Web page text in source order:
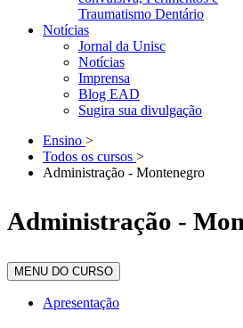
Traumatismo Dentário
Notícias
Jornal da Unisc
Notícias
Imprensa
Blog EAD
Sugira sua divulgação
Ensino >
Todos os cursos >
Administração - Montenegro
Administração -
MENU DO CURSO
Apresentação